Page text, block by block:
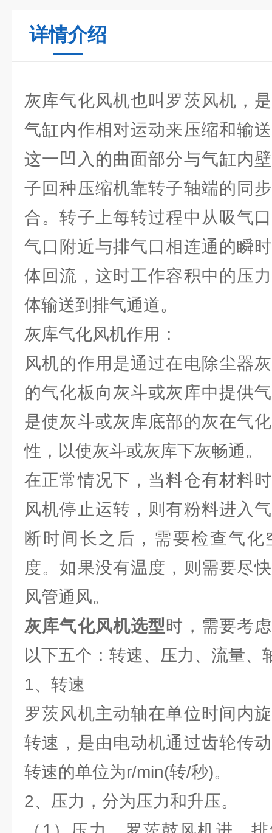
详情介绍
灰库气化风机也叫罗茨风机，
气缸内作相对运动来压缩和输
这一凹入的曲面部分与气缸内
子回种压缩机靠转子轴端的同
合。转子上每转过程中从吸气
气口附近与排气口相连通的瞬
体回流，这时工作容积中的压
体输送到排气通道。
灰库气化风机作用：
风机的作用是通过在电除尘器
的气化板向灰斗或灰库中提供
是使灰斗或灰库底部的灰在气
性，以使灰斗或灰库下灰畅通。
在正常情况下，当料仓有材料
风机停止运转，则有粉料进入
断时间长之后，需要检查气
度。如果没有温度，则需要尽
风管通风。
灰库气化风机选型时，需要考
以下五个：转速、压力、流量、
1、转速
罗茨风机主动轴在单位时间内
转速，是由电动机通过齿轮传
转速的单位为r/min(转/秒)。
2、压力，分为压力和升压。